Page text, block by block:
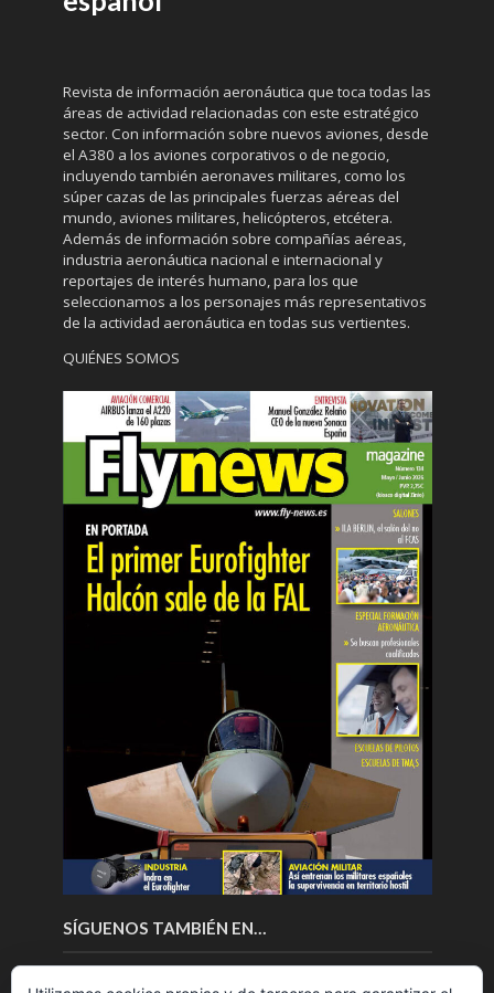
Revista de información aeronáutica que toca todas las
áreas de actividad relacionadas con este estratégico
sector. Con información sobre nuevos aviones, desde
el A380 a los aviones corporativos o de negocio,
incluyendo también aeronaves militares, como los
súper cazas de las principales fuerzas aéreas del
mundo, aviones militares, helicópteros, etcétera.
Además de información sobre compañías aéreas,
industria aeronáutica nacional e internacional y
reportajes de interés humano, para los que
seleccionamos a los personajes más representativos
de la actividad aeronáutica en todas sus vertientes.
QUIÉNES SOMOS
SÍGUENOS TAMBIÉN EN…